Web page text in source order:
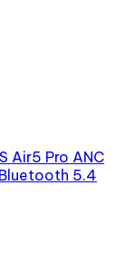
Air5 Pro ANC
5.4